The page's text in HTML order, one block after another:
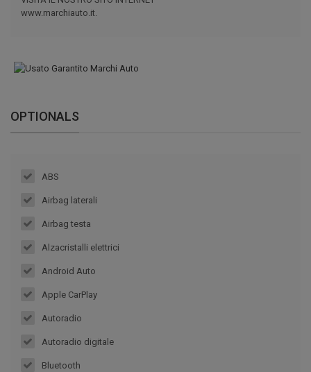
www.marchiauto.it.
OPTIONALS
ABS
Airbag laterali
Airbag testa
Alzacristalli elettrici
Android Auto
Apple CarPlay
Autoradio
Autoradio digitale
Bluetooth